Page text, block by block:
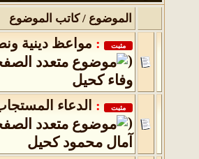
الموضوع /كاتب الموضوع
مثبت : مواعظ دينية
(
وفاء كحيل
مثبت : الدعاء
(
آمال محمود كحيل